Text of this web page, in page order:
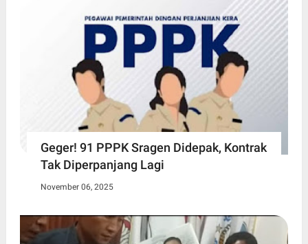
Geger! 91 PPPK Sragen Didepak, Kontrak
Tak Diperpanjang Lagi
November 06, 2025